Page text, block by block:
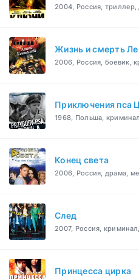
2004, Россия, триллер,
Жизнь и смерть
2006, Россия, боевик,
Приключения пса
1968, Польша,
Конец света
2006, Россия, драма,
След
2007, Россия,
Принцесса цирка